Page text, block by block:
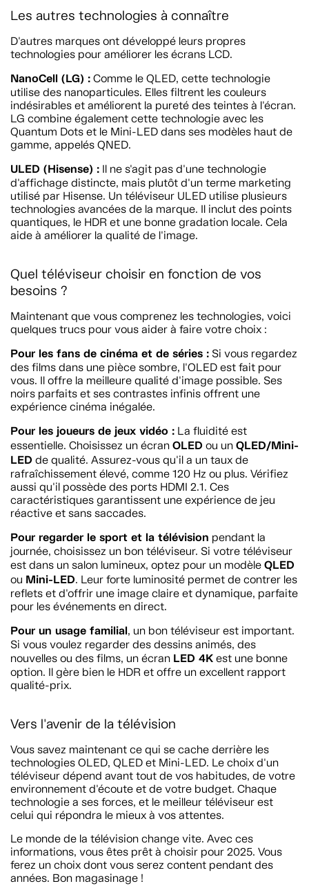
Les autres technologies à connaître
D'autres marques ont développé leurs propres
technologies pour améliorer les écrans LCD.
NanoCell (LG) : Comme le QLED, cette technologie
utilise des nanoparticules. Elles filtrent les couleurs
indésirables et améliorent la pureté des teintes à l'écran.
LG combine également cette technologie avec les
Quantum Dots et le Mini-LED dans ses modèles haut de
gamme, appelés QNED.
ULED (Hisense) : Il ne s'agit pas d'une technologie
d'affichage distincte, mais plutôt d'un terme marketing
utilisé par Hisense. Un téléviseur ULED utilise plusieurs
technologies avancées de la marque. Il inclut des points
quantiques, le HDR et une bonne gradation locale. Cela
aide à améliorer la qualité de l'image.
Quel téléviseur choisir en fonction de vos
besoins ?
Maintenant que vous comprenez les technologies, voici
quelques trucs pour vous aider à faire votre choix :
Pour les fans de cinéma et de séries : Si vous regardez
des films dans une pièce sombre, l'OLED est fait pour
vous. Il offre la meilleure qualité d'image possible. Ses
noirs parfaits et ses contrastes infinis offrent une
expérience cinéma inégalée.
Pour les joueurs de jeux vidéo : La fluidité est
essentielle. Choisissez un écran OLED ou un QLED/Mini-
LED de qualité. Assurez-vous qu'il a un taux de
rafraîchissement élevé, comme 120 Hz ou plus. Vérifiez
aussi qu'il possède des ports HDMI 2.1. Ces
caractéristiques garantissent une expérience de jeu
réactive et sans saccades.
Pour regarder le sport et la télévision pendant la
journée, choisissez un bon téléviseur. Si votre téléviseur
est dans un salon lumineux, optez pour un modèle QLED
ou Mini-LED. Leur forte luminosité permet de contrer les
reflets et d'offrir une image claire et dynamique, parfaite
pour les événements en direct.
Pour un usage familial, un bon téléviseur est important.
Si vous voulez regarder des dessins animés, des
nouvelles ou des films, un écran LED 4K est une bonne
option. Il gère bien le HDR et offre un excellent rapport
qualité-prix.
Vers l'avenir de la télévision
Vous savez maintenant ce qui se cache derrière les
technologies OLED, QLED et Mini-LED. Le choix d'un
téléviseur dépend avant tout de vos habitudes, de votre
environnement d'écoute et de votre budget. Chaque
technologie a ses forces, et le meilleur téléviseur est
celui qui répondra le mieux à vos attentes.
Le monde de la télévision change vite. Avec ces
informations, vous êtes prêt à choisir pour 2025. Vous
ferez un choix dont vous serez content pendant des
années. Bon magasinage !